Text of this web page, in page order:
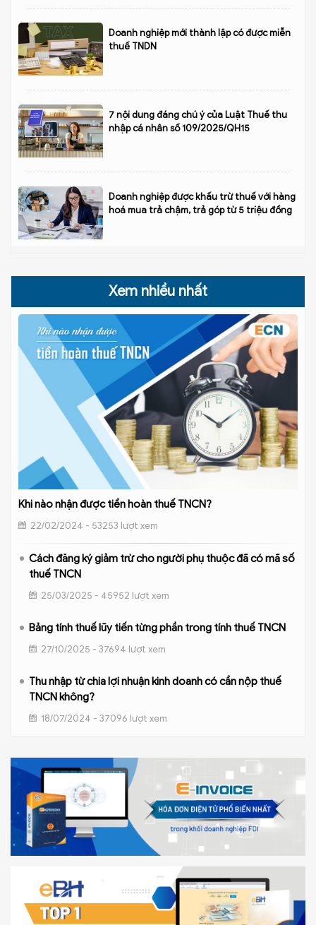
Doanh nghiệp mới thành lập có được miễn
thuế TNDN
7 nội dung đáng chú ý của Luật Thuế thu
nhập cá nhân số 109/2025/QH15
Doanh nghiệp được khấu trừ thuế với hàng
hoá mua trả chậm, trả góp từ 5 triệu đồng
Xem nhiều nhất
Khi nào nhận được tiền hoàn thuế TNCN?
22/02/2024 - 53253 lượt xem
Cách đăng ký giảm trừ cho người phụ thuộc đã có mã số
thuế TNCN
25/03/2025 - 45952 lượt xem
Bảng tính thuế lũy tiến từng phần trong tính thuế TNCN
27/10/2025 - 37694 lượt xem
Thu nhập từ chia lợi nhuận kinh doanh có cần nộp thuế
TNCN không?
18/07/2024 - 37096 lượt xem